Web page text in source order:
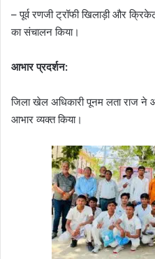
– पूर्व रणजी ट्रॉफी खिलाड़ी और
का संचालन किया।
आभार प्रदर्शन:
जिला खेल अधिकारी पूनम लता राज ने
आभार व्यक्त किया।